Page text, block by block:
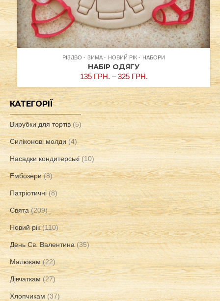
РІЗДВО ЗИМА НОВИЙ РІК НАБОРИ
НАБІР ОДЯГУ
135 ГРН. –325 ГРН.
КАТЕГОРІЇ
Вирубки для тортів (5)
Силіконові молди (4)
Насадки кондитерські (10)
Ембозери (8)
Патріотичні (8)
Свята (209)
Новий рік (110)
День Св. Валентина (35)
Малюкам (22)
Дівчаткам (27)
Хлопчикам (37)